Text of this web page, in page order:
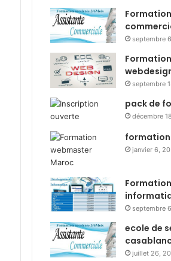
septembre
septembre
pack de
décembre
janvier 6,
septembre
ecole de
juillet 26,